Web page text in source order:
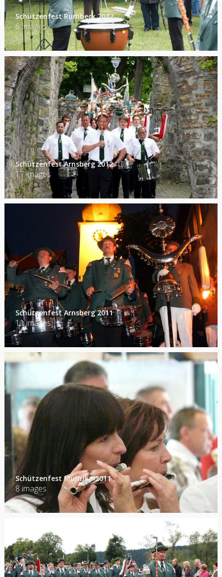
Schützenfest Rumbeck 2012
6 images
Schützenfest Arnsberg 2012
17 images
Schützenfest Arnsberg 2011
11 images
Schützenfest Muffrika 2011
8 images